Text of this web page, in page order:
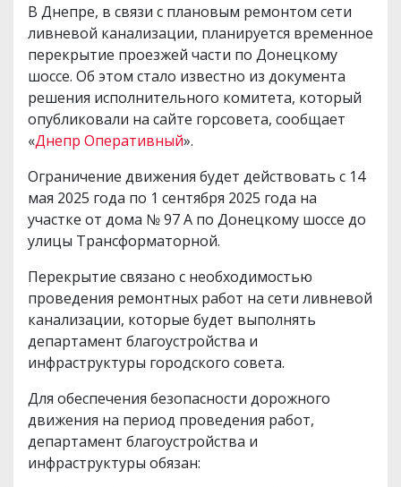
В Днепре, в связи с плановым ремонтом сети
ливневой канализации, планируется временное
перекрытие проезжей части по Донецкому
шоссе. Об этом стало известно из документа
решения исполнительного комитета, который
опубликовали на сайте горсовета, сообщает
«Днепр Оперативный».
Ограничение движения будет действовать с 14
мая 2025 года по 1 сентября 2025 года на
участке от дома № 97 А по Донецкому шоссе до
улицы Трансформаторной.
Перекрытие связано с необходимостью
проведения ремонтных работ на сети ливневой
канализации, которые будет выполнять
департамент благоустройства и
инфраструктуры городского совета.
Для обеспечения безопасности дорожного
движения на период проведения работ,
департамент благоустройства и
инфраструктуры обязан: